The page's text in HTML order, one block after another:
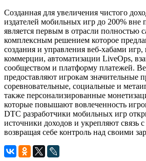
Созданная для увеличения чистого
издателей мобильных игр до 200% вне
является первым в отрасли полностью
комплексным решением которое
создания и управления веб-хабами
коммерции, автоматизации LiveOps,
сообществом и платформу платежей.
предоставляют игрокам значительные
соревновательные, социальные и
также персонализированные
которые повышают вовлеченность
DTC разработчики мобильных игр
источники доходов и укрепляют связь
возвращая себе контроль над своими